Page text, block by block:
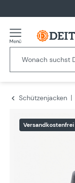
Schützenjacken
Versandkostenfrei